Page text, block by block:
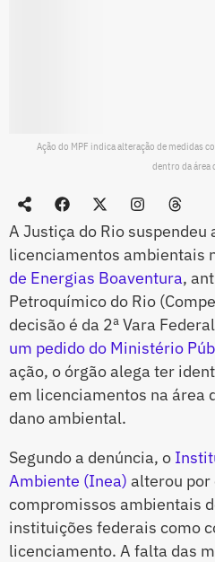
Ação do MPF indica alteração de medidas
dentro da área
A Justiça do Rio suspendeu
licenciamentos ambientais
de Energias Boaventura,
Petroquímico do Rio
decisão é da 2ª Vara
um pedido do Ministério
ação, o órgão alega ter
em licenciamentos na área
dano ambiental.
Segundo a denúncia, o
Ambiente (Inea) alterou por
compromissos ambientais
instituições federais como
licenciamento. A falta das